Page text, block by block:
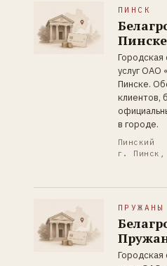
ПИНСК
Пинске
Городская
услуг ОАО
Пинске.
клиентов,
в городе.
Пинский
г. Пинск,
ПРУЖАНЫ
Городская